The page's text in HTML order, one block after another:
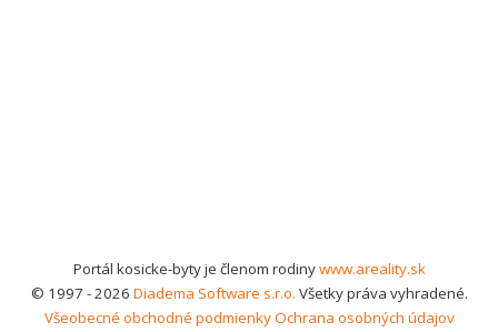
Portál kosicke-byty je členom rodinywww.areality.sk
© 1997 - 2026 Diadema Software s.r.o. Všetky práva vyhradené.
Všeobecné obchodné podmienkyOchrana osobných údajov